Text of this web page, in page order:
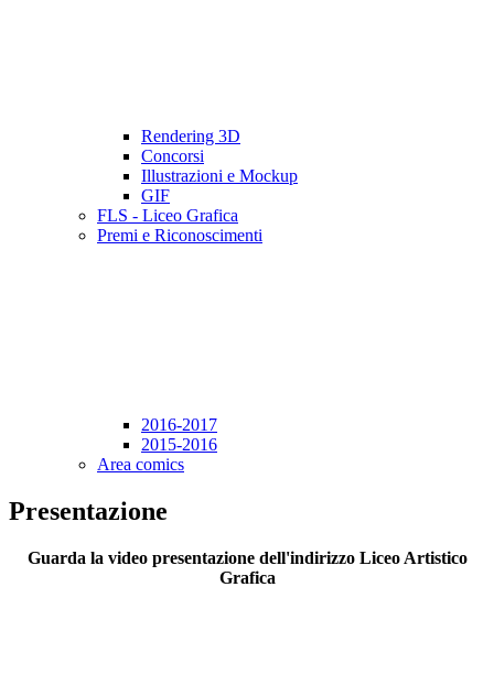
Rendering 3D
Concorsi
Illustrazioni e Mockup
GIF
FLS - Liceo Grafica
Premi e Riconoscimenti
2016-2017
2015-2016
Area comics
Presentazione
Guarda la video presentazione dell'indirizzo Liceo Artistico
Grafica